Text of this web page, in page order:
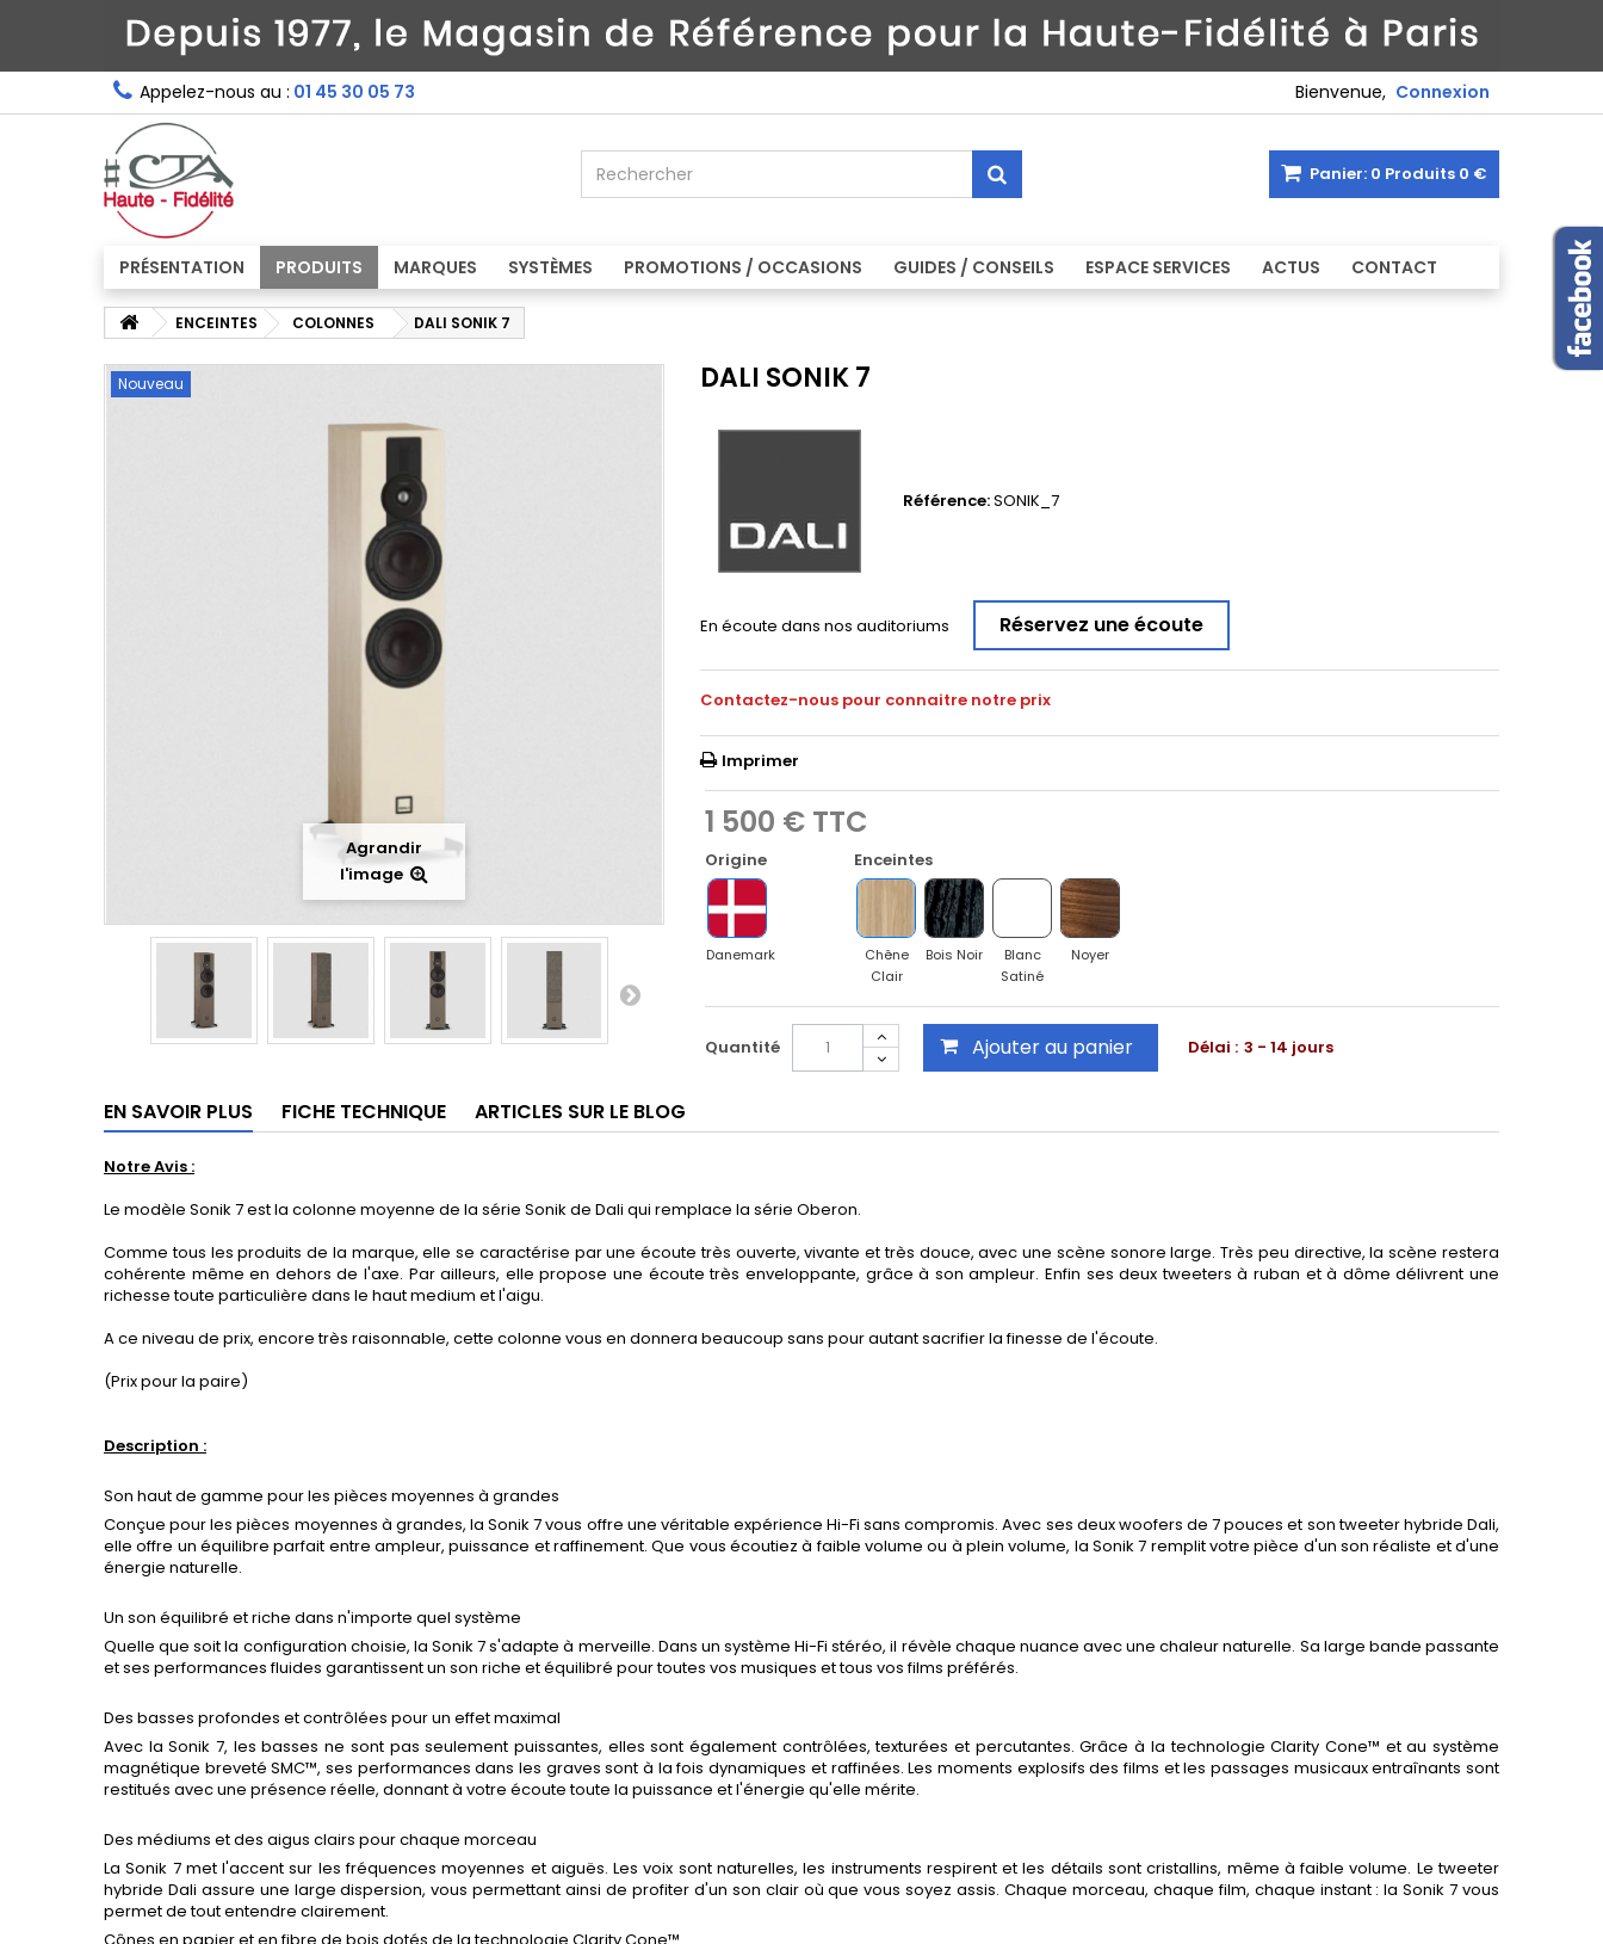
Bienvenue, Connexion
Appelez-nous au : 01 45 30 05 73
Panier: 0 Produits 0 €
PRÉSENTATION PRODUITS MARQUES SYSTÈMES PROMOTIONS / OCCASIONS GUIDES / CONSEILS ESPACE SERVICES ACTUS CONTACT
ENCEINTES COLONNES DALI SONIK 7
Nouveau
Agrandir
l'image
DALI SONIK 7
Référence:SONIK_7
En écoute dans nos auditoriums Réservez une écoute
Contactez-nous pour connaitre notre prix
Imprimer
1 500 € TTC
Origine
Danemark
Enceintes
Chêne
Clair
Bois Noir
Blanc
Satiné
Noyer
Quantité Ajouter au panier Délai : 3 - 14 jours
EN SAVOIR PLUS FICHE TECHNIQUE ARTICLES SUR LE BLOG
Notre Avis :
Le modèle Sonik 7 est la colonne moyenne de la série Sonik de Dali qui remplace la série Oberon.
Comme tous les produits de la marque, elle se caractérise par une écoute très ouverte, vivante et très douce, avec une scène sonore large. Très peu directive, la scène restera
cohérente même en dehors de l'axe. Par ailleurs, elle propose une écoute très enveloppante, grâce à son ampleur. Enfin ses deux tweeters à ruban et à dôme délivrent une
richesse toute particulière dans le haut medium et l'aigu.
A ce niveau de prix, encore très raisonnable, cette colonne vous en donnera beaucoup sans pour autant sacrifier la finesse de l'écoute.
(Prix pour la paire)
Description :
Son haut de gamme pour les pièces moyennes à grandes
Conçue pour les pièces moyennes à grandes, la Sonik 7 vous offre une véritable expérience Hi-Fi sans compromis. Avec ses deux woofers de 7 pouces et son tweeter hybride Dali,
elle offre un équilibre parfait entre ampleur, puissance et raffinement. Que vous écoutiez à faible volume ou à plein volume, la Sonik 7 remplit votre pièce d'un son réaliste et d'une
énergie naturelle.
Un son équilibré et riche dans n'importe quel système
Quelle que soit la configuration choisie, la Sonik 7 s'adapte à merveille. Dans un système Hi-Fi stéréo, il révèle chaque nuance avec une chaleur naturelle. Sa large bande passante
et ses performances fluides garantissent un son riche et équilibré pour toutes vos musiques et tous vos films préférés.
Des basses profondes et contrôlées pour un effet maximal
Avec la Sonik 7, les basses ne sont pas seulement puissantes, elles sont également contrôlées, texturées et percutantes. Grâce à la technologie Clarity Cone™ et au système
magnétique breveté SMC™, ses performances dans les graves sont à la fois dynamiques et raffinées. Les moments explosifs des films et les passages musicaux entraînants sont
restitués avec une présence réelle, donnant à votre écoute toute la puissance et l'énergie qu'elle mérite.
Des médiums et des aigus clairs pour chaque morceau
La Sonik 7 met l'accent sur les fréquences moyennes et aiguës. Les voix sont naturelles, les instruments respirent et les détails sont cristallins, même à faible volume. Le tweeter
hybride Dali assure une large dispersion, vous permettant ainsi de profiter d'un son clair où que vous soyez assis. Chaque morceau, chaque film, chaque instant : la Sonik 7 vous
permet de tout entendre clairement.